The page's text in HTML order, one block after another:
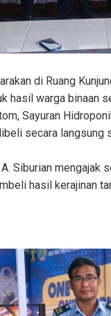
di Ruang
hasil warga binaan
Sayuran
secara langsung
Siburian mengajak
hasil kerajinan